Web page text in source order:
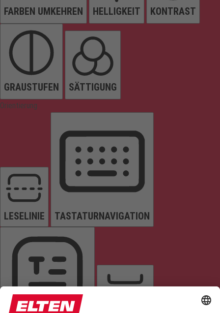
FARBEN UMKEHREN HELLIGKEIT KONTRAST
GRAUSTUFEN SÄTTIGUNG
Orientierung
LESELINIE TASTATURNAVIGATION